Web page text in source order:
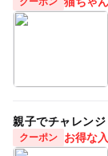
親子でチャレン
クーポン
お得な